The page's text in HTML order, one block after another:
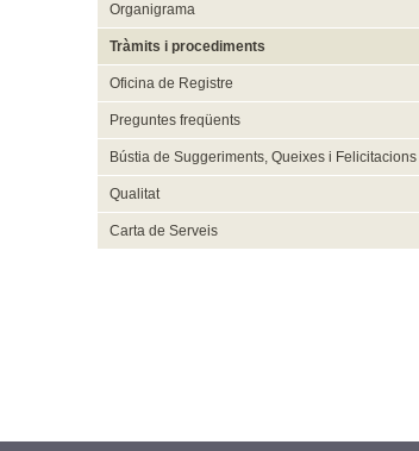
Organigrama
Tràmits i procediments
Oficina de Registre
Preguntes freqüents
Bústia de Suggeriments, Queixes i Felicitacions
Qualitat
Carta de Serveis